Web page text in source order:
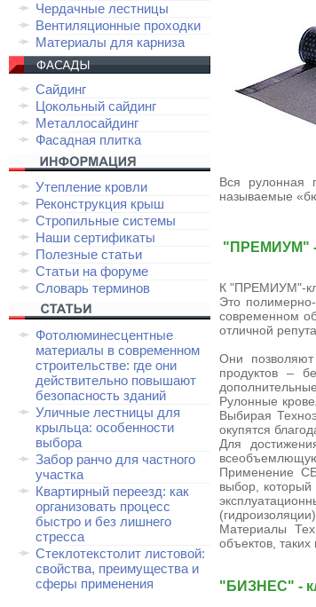
Чердачные лестницы
Вентиляционные проходки
Материалы для карниза
Сайдинг
Цокольный сайдинг
Металлосайдинг
Фасадная плитка
Утепление кровли
Реконструкция крыш
Стропильные системы
Наши сертификаты
Полезные статьи
Статьи на форуме
Словарь терминов
Фотолюминесцентные
материалы в современном
строительстве: где они
действительно повышают
безопасность зданий
Уличные лестницы для
крыльца: особенности
выбора
Забор ранчо для частного
участка
Квартирный переезд: как
организовать процесс
быстро и без лишнего
стресса
Стеклотекстолит листовой:
свойства, преимущества и
сферы применения
Вся рулонная
называемые
"ПРЕМИУМ" -
К "ПРЕМИУМ"-
Это
современном
отличной
Они
продуктов –
Рулонные
Выбирая
окупятся
Для
Применение
выбор, который
(гидроизоляции).
Материалы
объектов,
"БИЗНЕС" -